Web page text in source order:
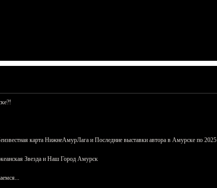
карта НижнеАмурЛага и Последние выставки автора в Амурске по 2025
Звезда и Наш Город Амурск